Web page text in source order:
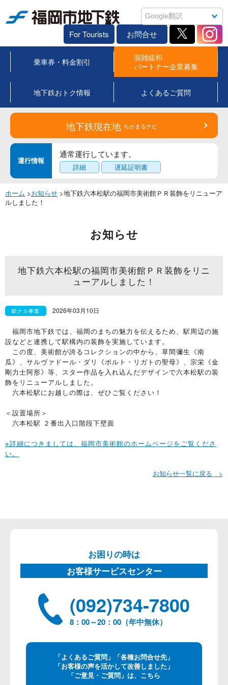
For Tourists お問合せ
乗車券・料金割引
混雑緩和
パートナー企業募集
地下鉄おトク情報 よくあるご質問
地下鉄現在地 ちかまるナビ
運行情報
通常運行しています。
詳細 遅延証明書
ホーム >お知らせ >地下鉄六本松駅の福岡市美術館ＰＲ装飾をリニューア
ルしました！
お知らせ
地下鉄六本松駅の福岡市美術館ＰＲ装飾をリニ
ューアルしました！
駅ナカ事業 2026年03月10日
福岡市地下鉄では、福岡のまちの魅力を伝えるため、駅周辺の施
設などと連携して駅構内の装飾を実施しています。
この度、美術館が誇るコレクションの中から、草間彌生《南
瓜》、サルヴァドール・ダリ《ポルト・リガトの聖母》、宗栄《金
剛力士阿形》等、スター作品を入れ込んだデザインで六本松駅の装
飾をリニューアルしました。
六本松駅にお越しの際は、ぜひご覧ください！
＜設置場所＞
六本松駅 ２番出入口階段下壁面
※詳細につきましては、福岡市美術館のホームページをご覧くださ
い。
お知らせ一覧に戻る >
お困りの時は
お客様サービスセンター
(092)734-7800
8：00～20：00（年中無休）
「よくあるご質問」「各種お問合せ先」
「お客様の声を活かして改善しました」
「ご意見・ご質問」は、こちら